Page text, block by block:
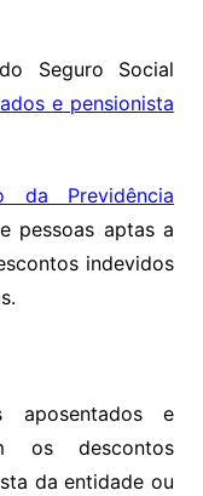
Seguro Social
e pensionista
da Previdência
pessoas aptas a
indevidos
e
os descontos
da entidade ou